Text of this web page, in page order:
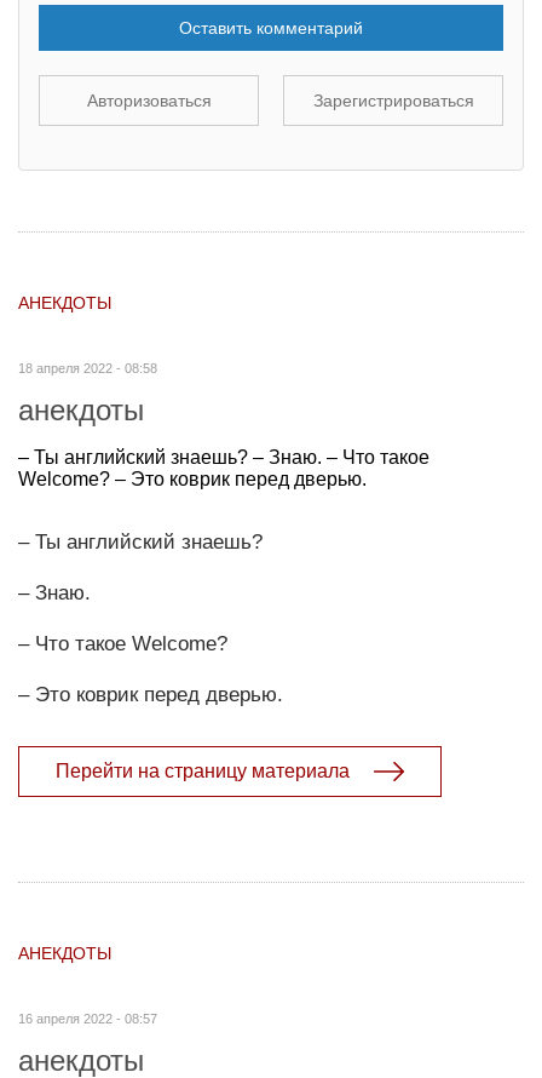
Оставить комментарий
Авторизоваться Зарегистрироваться
АНЕКДОТЫ
18 апреля 2022 - 08:58
анекдоты
– Ты английский знаешь? – Знаю. – Что такое
Welcome? – Это коврик перед дверью.
– Ты английский знаешь?
– Знаю.
– Что такое Welcome?
– Это коврик перед дверью.
Перейти на страницу материала
АНЕКДОТЫ
16 апреля 2022 - 08:57
анекдоты